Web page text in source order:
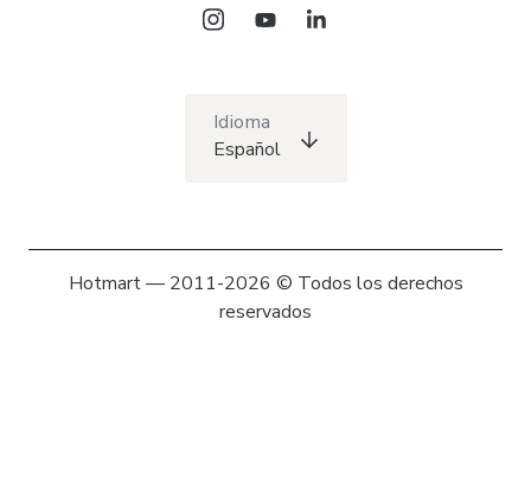
Idioma
Español
Hotmart — 2011-2026 © Todos los derechos
reservados